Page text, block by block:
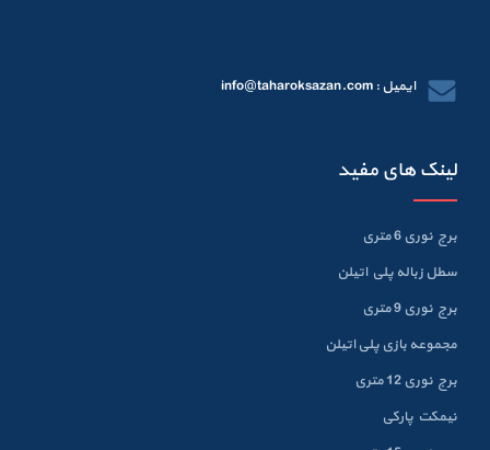
ایمیل : info@taharoksazan.com
لینک های مفید
برج نوری 6 متری
سطل زباله پلي اتيلن
برج نوری 9 متری
مجموعه بازی پلی اتیلن
برج نوری 12 متری
نیمکت پارکی